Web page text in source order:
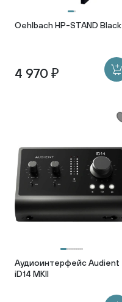
Oehlbach HP-STAND Black
4 970 ₽
Аудиоинтерфейс Audient
iD14 MKII